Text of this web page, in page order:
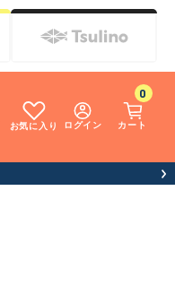
お気に入り ログイン カート
0